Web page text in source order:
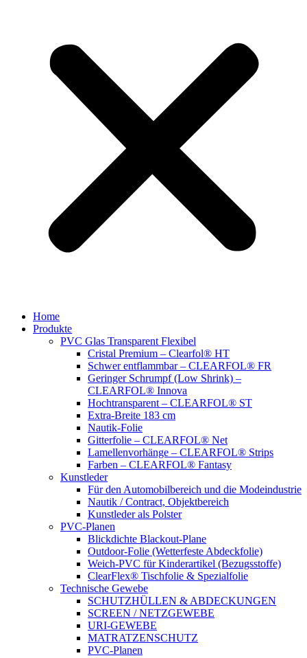
Home
Produkte
PVC Glas Transparent Flexibel
Cristal Premium – Clearfol® HT
Schwer entflammbar – CLEARFOL® FR
Geringer Schrumpf (Low Shrink) –
CLEARFOL® Innova
Hochtransparent – CLEARFOL® ST
Extra-Breite 183 cm
Nautik-Folie
Gitterfolie – CLEARFOL® Net
Lamellenvorhänge – CLEARFOL® Strips
Farben – CLEARFOL® Fantasy
Kunstleder
Für den Automobilbereich und die Modeindustrie
Nautik / Contract, Objektbereich
Kunstleder als Polster
PVC-Planen
Blickdichte Blackout-Plane
Outdoor-Folie (Wetterfeste Abdeckfolie)
Weich-PVC für Kinderartikel (Bezugsstoffe)
ClearFlex® Tischfolie & Spezialfolie
Technische Gewebe
SCHUTZHÜLLEN & ABDECKUNGEN
SCREEN / NETZGEWEBE
URI-GEWEBE
MATRATZENSCHUTZ
PVC-Planen